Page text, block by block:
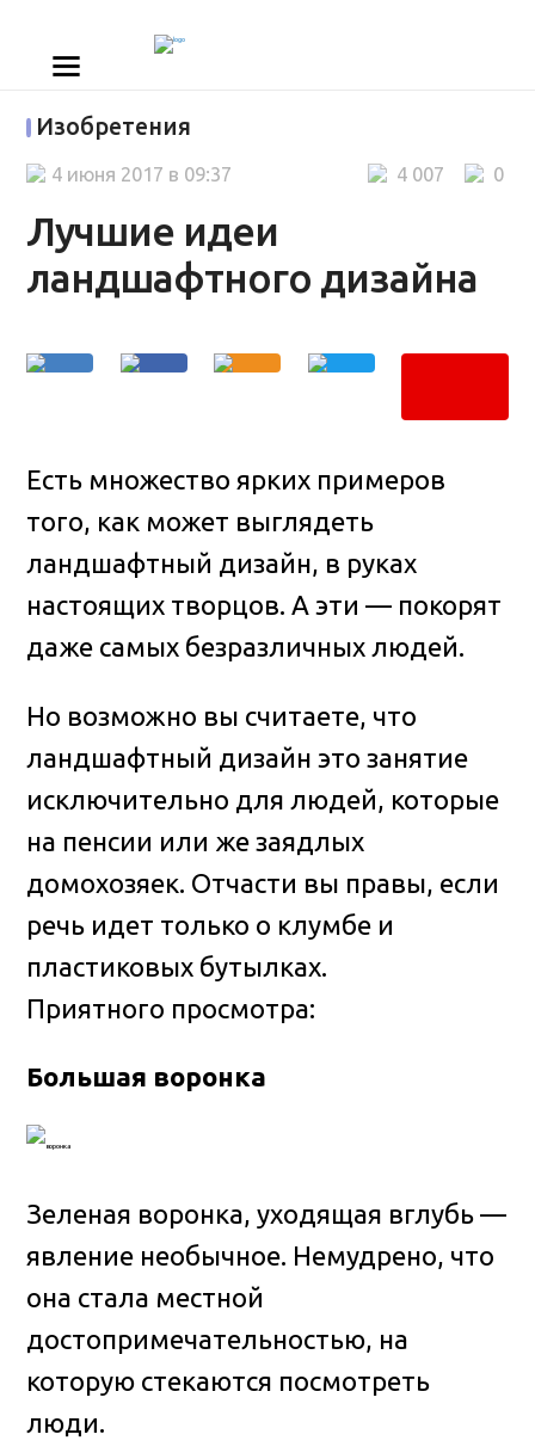
Изобретения
Лучшие идеи
ландшафтного дизайна
0
4 007
4 июня 2017 в 09:37
Есть множество ярких примеров
того, как может выглядеть
ландшафтный дизайн, в руках
настоящих творцов. А эти — покорят
даже самых безразличных людей.
Но возможно вы считаете, что
ландшафтный дизайн это занятие
исключительно для людей, которые
на пенсии или же заядлых
домохозяек. Отчасти вы правы, если
речь идет только о клумбе и
пластиковых бутылках.
Приятного просмотра:
Большая воронка
Зеленая воронка, уходящая вглубь —
явление необычное. Немудрено, что
она стала местной
достопримечательностью, на
которую стекаются посмотреть
люди.